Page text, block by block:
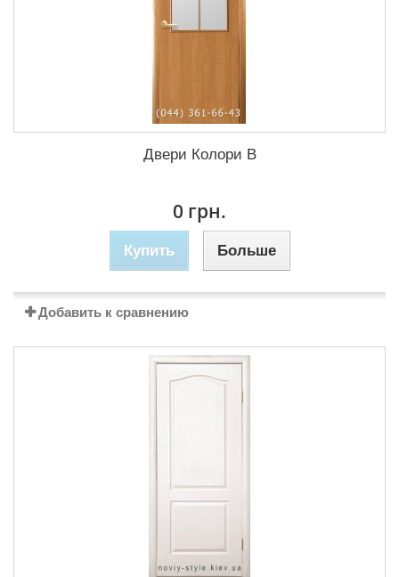
Двери Колори B
0 грн.
Купить Больше
Добавить к сравнению